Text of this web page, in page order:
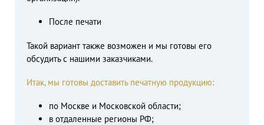
После печати
Такой вариант также возможен и мы готовы его
обсудить с нашими заказчиками.
Итак, мы готовы доставить печатную продукцию:
по Москве и Московской области;
в отдаленные регионы РФ;